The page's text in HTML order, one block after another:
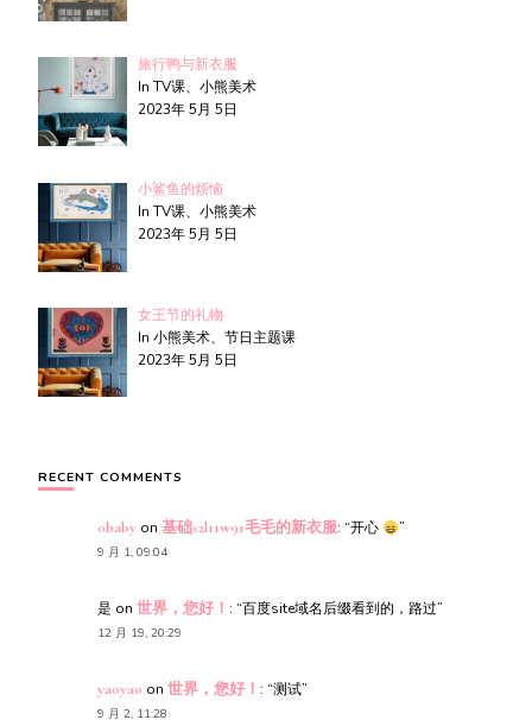
旅行鸭与新衣服
In TV课、小熊美术
2023年 5月 5日
小鲨鱼的烦恼
In TV课、小熊美术
2023年 5月 5日
女王节的礼物
In 小熊美术、节日主题课
2023年 5月 5日
RECENT COMMENTS
obaby on 基础s2l11w91毛毛的新衣服: “开心 ”
9 月 1, 09:04
是 on 世界，您好！ : “百度site域名后缀看到的，路过”
12 月 19, 20:29
yaoyao on 世界，您好！ : “测试”
9 月 2, 11:28